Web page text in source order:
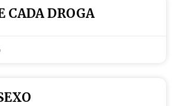
CADA DROGA